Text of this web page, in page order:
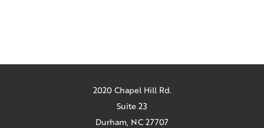
2020 Chapel Hill Rd.
Suite 23
Durham, NC 27707